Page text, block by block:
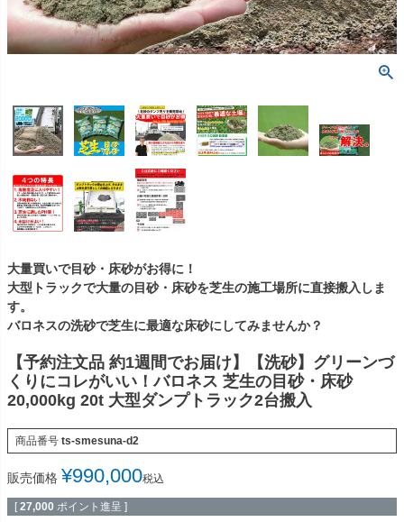
大量買いで目砂・床砂がお得に！
大型トラックで大量の目砂・床砂を芝生の施工場所に直接搬入しま
す。
バロネスの洗砂で芝生に最適な床砂にしてみませんか？
【予約注文品 約1週間でお届け】【洗砂】グリーンづ
くりにコレがいい！バロネス 芝生の目砂・床砂
20,000kg 20t 大型ダンプトラック2台搬入
商品番号 ts-smesuna-d2
販売価格 ¥990,000税込
[ 27,000 ポイント進呈 ]